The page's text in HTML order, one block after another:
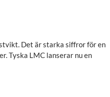
Det är starka siffror för en
Tyska LMC lanserar nu en